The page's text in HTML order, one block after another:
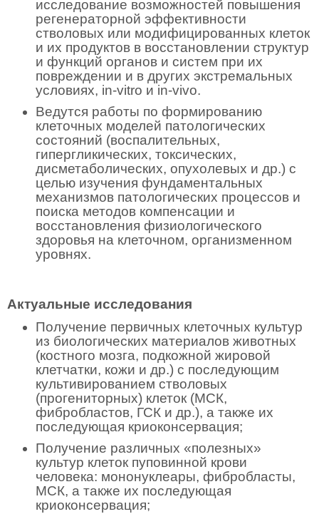
исследование возможностей повышения
регенераторной эффективности
стволовых или модифицированных клеток
и их продуктов в восстановлении структур
и функций органов и систем при их
повреждении и в других экстремальных
условиях, in-vitro и in-vivo.
Ведутся работы по формированию
клеточных моделей патологических
состояний (воспалительных,
гипергликических, токсических,
дисметаболических, опухолевых и др.) с
целью изучения фундаментальных
механизмов патологических процессов и
поиска методов компенсации и
восстановления физиологического
здоровья на клеточном, организменном
уровнях.
Актуальные исследования
Получение первичных клеточных культур
из биологических материалов животных
(костного мозга, подкожной жировой
клетчатки, кожи и др.) с последующим
культивированием стволовых
(прогениторных) клеток (МСК,
фибробластов, ГСК и др.), а также их
последующая криоконсервация;
Получение различных «полезных»
культур клеток пуповинной крови
человека: мононуклеары, фибробласты,
МСК, а также их последующая
криоконсервация;